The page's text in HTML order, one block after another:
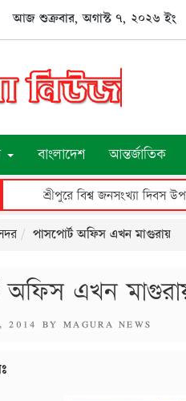
আজ শুক্রবার, অগাস্ট ৭, ২০২৬ ইং
বাংলাদেশ আন্তর্জাতিক
শ্রীপুরে পিতা ও পুত্রকে
পাসপোর্ট অফিস এখন মাগুরায়
অফিস এখন
2014 BY MAGURA NEWS